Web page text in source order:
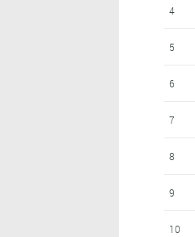
4
5
6
7
8
9
10